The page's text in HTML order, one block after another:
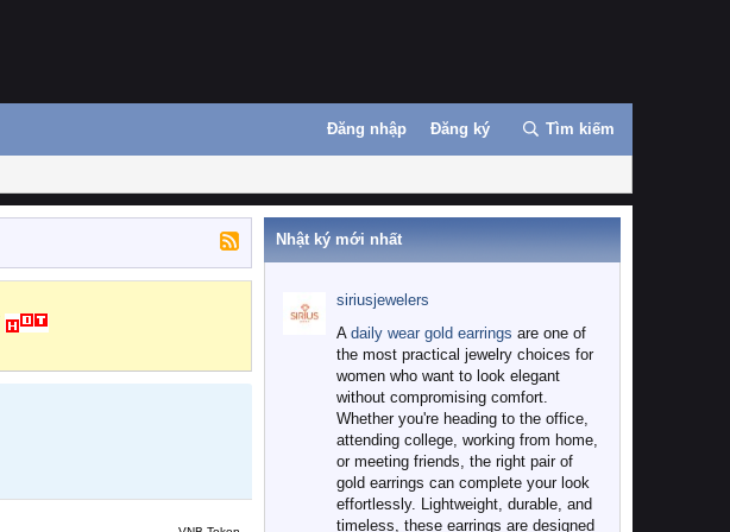
Đăng nhập Đăng ký Tìm kiếm
Nhật ký mới nhất
siriusjewelers
A daily wear gold earrings are one of
the most practical jewelry choices for
women who want to look elegant
without compromising comfort.
Whether you're heading to the office,
attending college, working from home,
or meeting friends, the right pair of
gold earrings can complete your look
effortlessly. Lightweight, durable, and
timeless, these earrings are designed